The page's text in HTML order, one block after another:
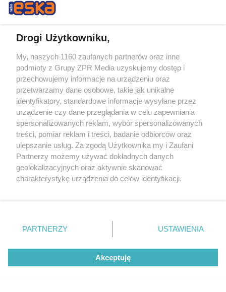
PIŁKA NOŻNA
Ekstraklasa. Korona Kielce gotowa
na starcie z liderem
ZOBACZ WIĘCEJ
Drogi Użytkowniku,
My, naszych 1160 zaufanych partnerów oraz inne
podmioty z Grupy ZPR Media uzyskujemy dostęp i
przechowujemy informacje na urządzeniu oraz
przetwarzamy dane osobowe, takie jak unikalne
identyfikatory, standardowe informacje wysyłane przez
urządzenie czy dane przeglądania w celu zapewniania
spersonalizowanych reklam, wybór spersonalizowanych
treści, pomiar reklam i treści, badanie odbiorców oraz
ulepszanie usług. Za zgodą Użytkownika my i Zaufani
Partnerzy możemy używać dokładnych danych
geolokalizacyjnych oraz aktywnie skanować
charakterystykę urządzenia do celów identyfikacji.
zmienić/wycofać klikając przycisk ustawień prywatności
znajdujący się w lewym dolnym rogu strony
rodzaje przetwarzania danych nie wymagają zgody
użytkownika, ale masz prawo sprzeciwić się takiemu
przetwarzaniu. Preferencje będą miały zastosowanie tylko
PARTNERZY USTAWIENIA
Akceptuję